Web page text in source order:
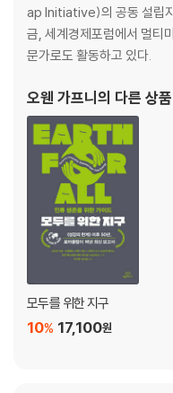
ap Initiative)의 공동 설립
금, 세계경제포럼에서 멀티
문가로도 활동하고 있다.
오웬 가프니 의 다른 상품
모두를 위한 지구
17,100원
10%